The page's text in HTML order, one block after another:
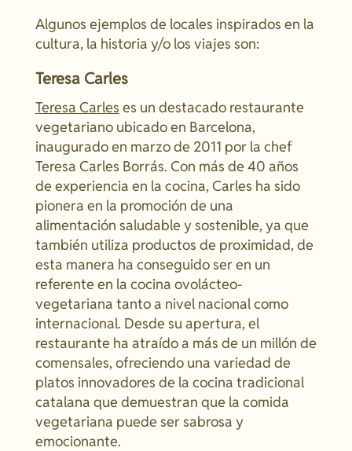
Algunos ejemplos de locales inspirados en la
cultura, la historia y/o los viajes son:
Teresa Carles
Teresa Carles es un destacado restaurante
vegetariano ubicado en Barcelona,
inaugurado en marzo de 2011 por la chef
Teresa Carles Borrás. Con más de 40 años
de experiencia en la cocina, Carles ha sido
pionera en la promoción de una
alimentación saludable y sostenible, ya que
también utiliza productos de proximidad, de
esta manera ha conseguido ser en un
referente en la cocina ovolácteo-
vegetariana tanto a nivel nacional como
internacional. Desde su apertura, el
restaurante ha atraído a más de un millón de
comensales, ofreciendo una variedad de
platos innovadores de la cocina tradicional
catalana que demuestran que la comida
vegetariana puede ser sabrosa y
emocionante.